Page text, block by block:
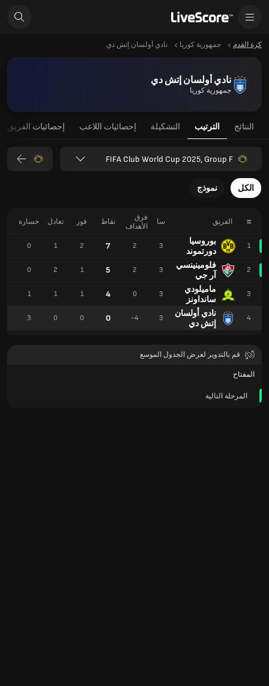
كرة القدم جمهورية كوريا نادي أولسان إتش دي
نادي أولسان إتش دي
جمهورية كوريا
النتائج الترتيب التشكيلة إحصائيات اللاعب إحصائيات الفريق
FIFA Club World Cup 2025, Group F
الكل نموذج
# الفريق
1
بوروسيا
دورتموند
2
فلومينينسي
آر جي
3
ماميلودي
سانداونز
4
نادي أولسان
إتش دي
سا
فرق
الأهداف
نقاط فوز تعادل خسارة
3
2
7
2
1
0
3
2
5
1
2
0
3
0
4
1
1
1
3
-4
0
0
0
3
قم بالتدوير لعرض الجدول الموسع
المفتاح
المرحلة التالية